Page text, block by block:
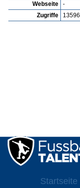
Webseite
-
Zugriffe
13596
Startseite